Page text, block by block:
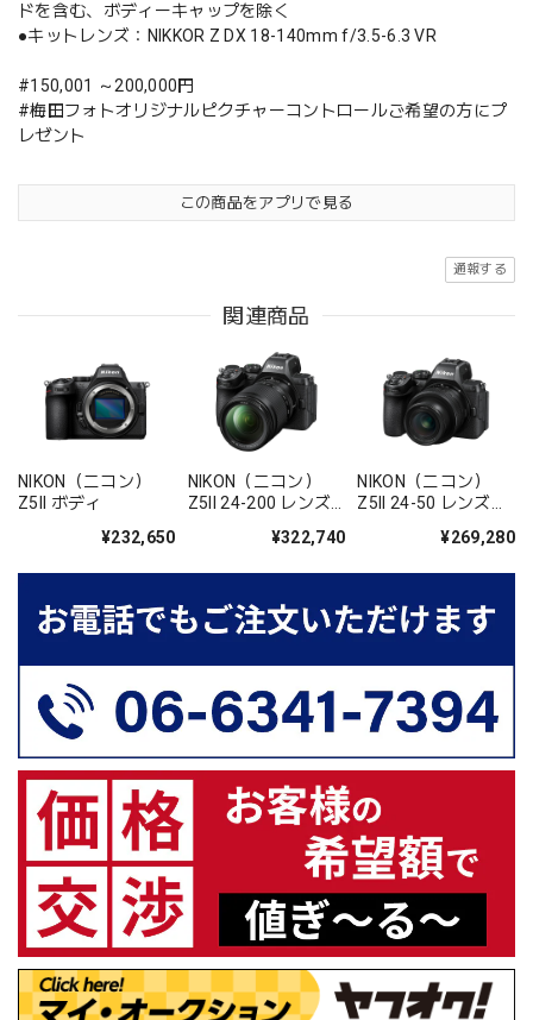
ドを含む、ボディーキャップを除く
●キットレンズ：NIKKOR Z DX 18-140mm f/3.5-6.3 VR
#150,001 ～200,000円
#梅田フォトオリジナルピクチャーコントロールご希望の方にプ
レゼント
この商品をアプリで見る
通報する
関連商品
NIKON（ニコン）
Z5II ボディ
¥232,650
NIKON（ニコン）
Z5II 24-200 レンズ
¥322,740
NIKON（ニコン）
Z5II 24-50 レンズキ
¥269,280